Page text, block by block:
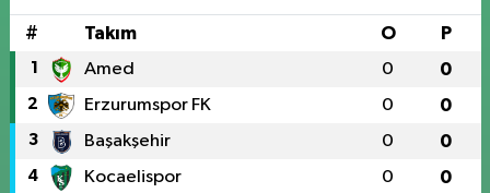
# Takım O P
1 Amed 0 0
2 Erzurumspor FK 0 0
3 Başakşehir 0 0
4 Kocaelispor 0 0